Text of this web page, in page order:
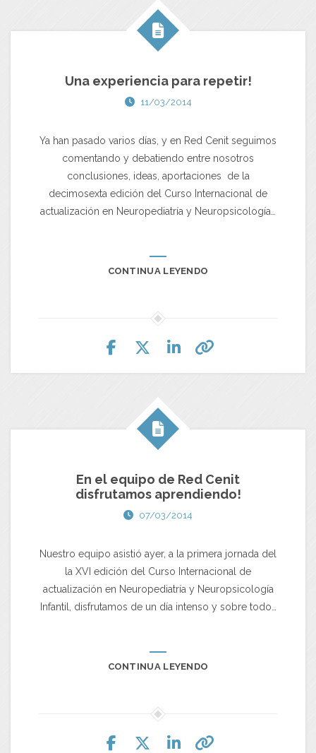
Una experiencia para repetir!
11/03/2014
Ya han pasado varios días, y en Red Cenit seguimos
comentando y debatiendo entre nosotros
conclusiones, ideas, aportaciones de la
decimosexta edición del Curso Internacional de
actualización en Neuropediatría y Neuropsicología…
CONTINUA LEYENDO
En el equipo de Red Cenit
disfrutamos aprendiendo!
07/03/2014
Nuestro equipo asistió ayer, a la primera jornada del
la XVI edición del Curso Internacional de
actualización en Neuropediatría y Neuropsicología
Infantil, disfrutamos de un día intenso y sobre todo…
CONTINUA LEYENDO